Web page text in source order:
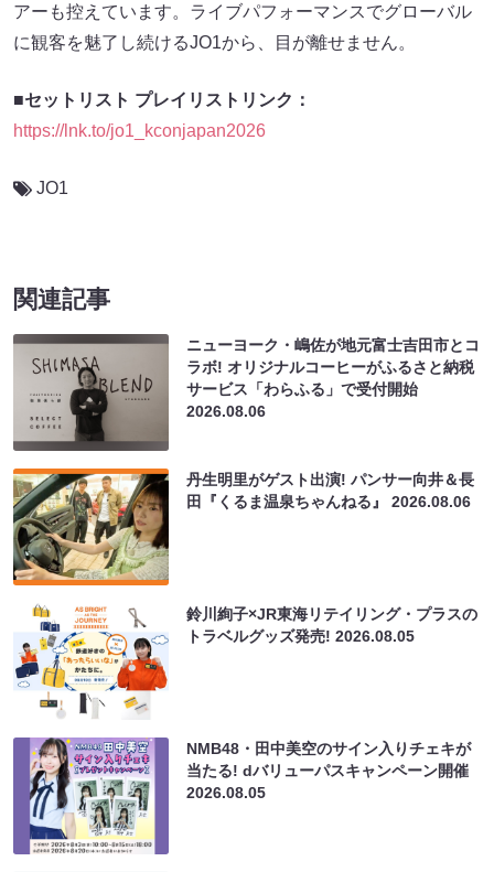
アーも控えています。ライブパフォーマンスでグローバル
に観客を魅了し続けるJO1から、目が離せません。
■セットリスト プレイリストリンク：
https://lnk.to/jo1_kconjapan2026
JO1
関連記事
ニューヨーク・嶋佐が地元富士吉田市とコ
ラボ! オリジナルコーヒーがふるさと納税
サービス「わらふる」で受付開始
2026.08.06
丹生明里がゲスト出演! パンサー向井＆長
田『くるま温泉ちゃんねる』2026.08.06
鈴川絢子×JR東海リテイリング・プラスの
トラベルグッズ発売!2026.08.05
NMB48・田中美空のサイン入りチェキが
当たる! dバリューパスキャンペーン開催
2026.08.05